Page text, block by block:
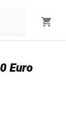
Euro